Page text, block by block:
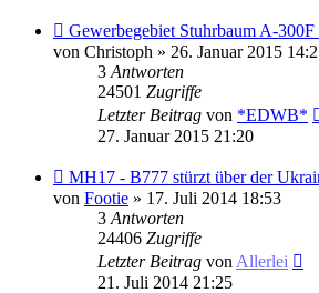
Gewerbegebiet Stuhrbaum A-
von Christoph » 26. Januar 2015
3 Antworten
24501 Zugriffe
Letzter Beitrag von *EDWB*
27. Januar 2015 21:20
MH17 - B777 stürzt über der
von Footie » 17. Juli 2014 18:53
3 Antworten
24406 Zugriffe
Letzter Beitrag von Allerlei
21. Juli 2014 21:25